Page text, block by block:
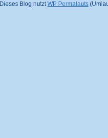
Dieses Blog nutztWP Permalauts